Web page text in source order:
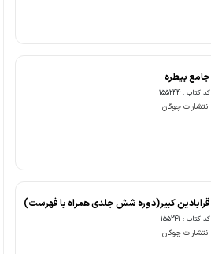
جامع بیطره
کد کتاب : 155244
انتشارات چوگان
قرابادین کبیر(دوره شش جلدی همراه با فهرست)
کد کتاب : 155241
انتشارات چوگان